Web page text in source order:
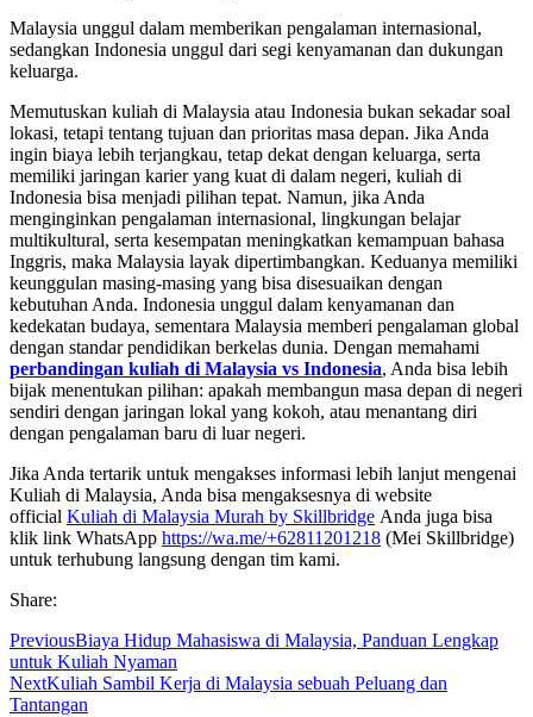
Malaysia unggul dalam memberikan pengalaman internasional,
sedangkan Indonesia unggul dari segi kenyamanan dan dukungan
keluarga.
Memutuskan kuliah di Malaysia atau Indonesia bukan sekadar soal
lokasi, tetapi tentang tujuan dan prioritas masa depan. Jika Anda
ingin biaya lebih terjangkau, tetap dekat dengan keluarga, serta
memiliki jaringan karier yang kuat di dalam negeri, kuliah di
Indonesia bisa menjadi pilihan tepat. Namun, jika Anda
menginginkan pengalaman internasional, lingkungan belajar
multikultural, serta kesempatan meningkatkan kemampuan bahasa
Inggris, maka Malaysia layak dipertimbangkan. Keduanya memiliki
keunggulan masing-masing yang bisa disesuaikan dengan
kebutuhan Anda. Indonesia unggul dalam kenyamanan dan
kedekatan budaya, sementara Malaysia memberi pengalaman global
dengan standar pendidikan berkelas dunia. Dengan memahami
perbandingan kuliah di Malaysia vs Indonesia, Anda bisa lebih
bijak menentukan pilihan: apakah membangun masa depan di negeri
sendiri dengan jaringan lokal yang kokoh, atau menantang diri
dengan pengalaman baru di luar negeri.
Jika Anda tertarik untuk mengakses informasi lebih lanjut mengenai
Kuliah di Malaysia, Anda bisa mengaksesnya di website
official Kuliah di Malaysia Murah by Skillbridge Anda juga bisa
klik link WhatsApp https://wa.me/+62811201218 (Mei Skillbridge)
untuk terhubung langsung dengan tim kami.
Share:
PreviousBiaya Hidup Mahasiswa di Malaysia, Panduan Lengkap
untuk Kuliah Nyaman
NextKuliah Sambil Kerja di Malaysia sebuah Peluang dan
Tantangan